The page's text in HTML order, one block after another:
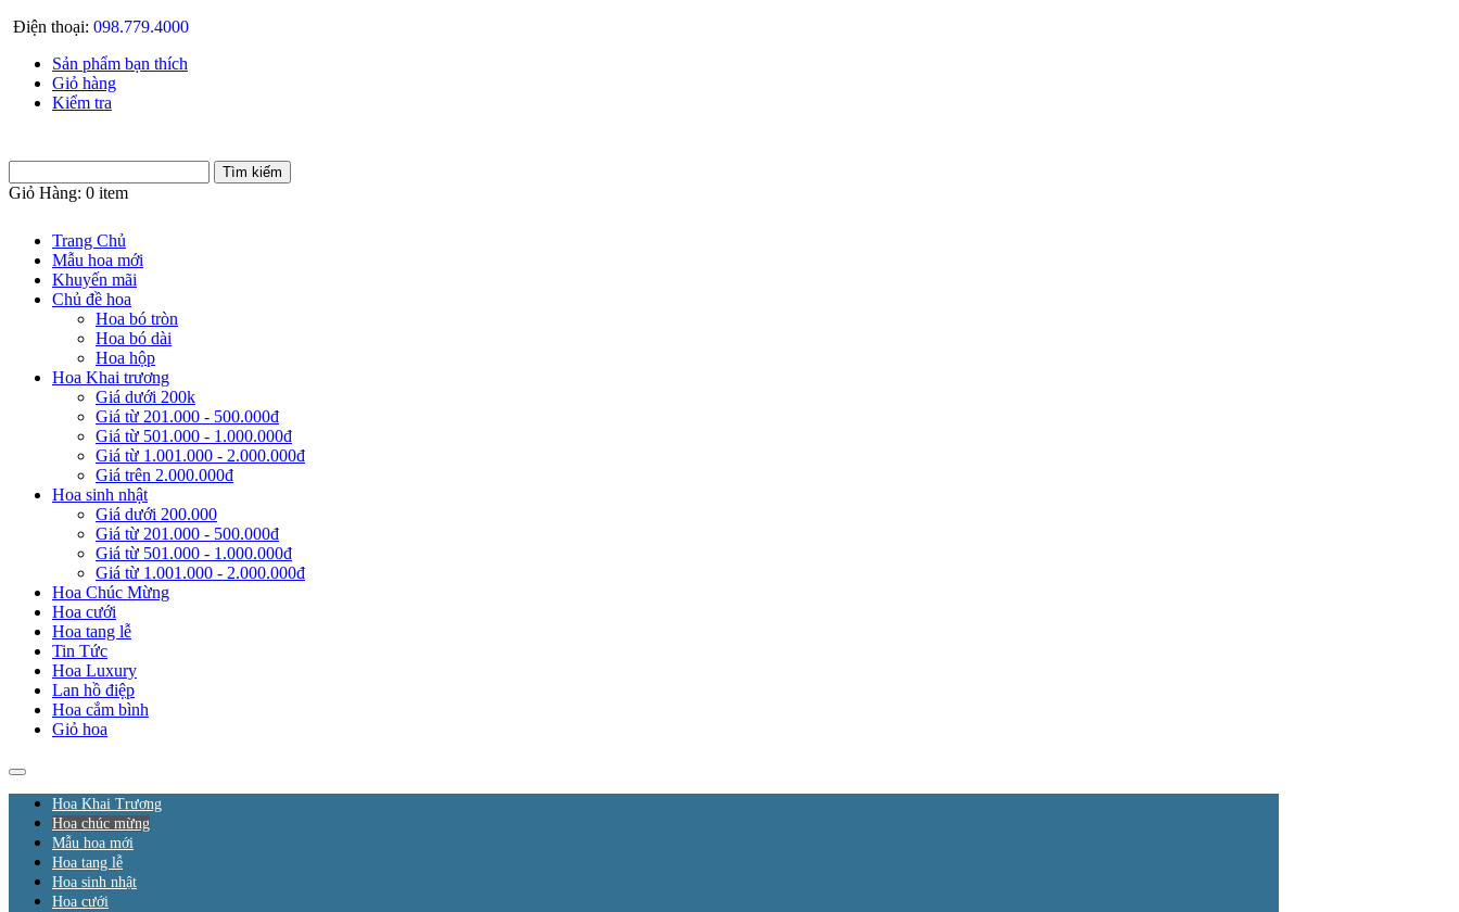
Điện thoại: 098.779.4000
Sản phẩm bạn thích
Giỏ hàng
Kiểm tra
Giỏ Hàng: 0 item
Trang Chủ
Mẫu hoa mới
Khuyến mãi
Chủ đề hoa
Hoa bó tròn
Hoa bó dài
Hoa hộp
Hoa Khai trương
Giá dưới 200k
Giá từ 201.000 - 500.000đ
Giá từ 501.000 - 1.000.000đ
Giá từ 1.001.000 - 2.000.000đ
Giá trên 2.000.000đ
Hoa sinh nhật
Giá dưới 200.000
Giá từ 201.000 - 500.000đ
Giá từ 501.000 - 1.000.000đ
Giá từ 1.001.000 - 2.000.000đ
Hoa Chúc Mừng
Hoa cưới
Hoa tang lễ
Tin Tức
Hoa Luxury
Lan hồ điệp
Hoa cắm bình
Giỏ hoa
Hoa Khai Trương
Hoa chúc mừng
Mẫu hoa mới
Hoa tang lễ
Hoa sinh nhật
Hoa cưới